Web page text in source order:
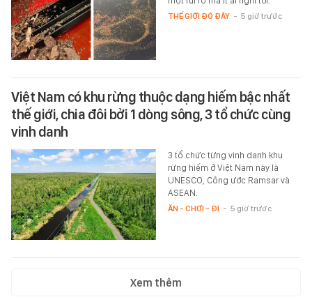
THẾ GIỚI ĐÓ ĐÂY - 5 giờ trước
Việt Nam có khu rừng thuộc dạng hiếm bậc nhất
thế giới, chia đôi bởi 1 dòng sông, 3 tổ chức cùng
vinh danh
3 tổ chức từng vinh danh khu
rừng hiếm ở Việt Nam này là
UNESCO, Công ước Ramsar và
ASEAN.
ĂN - CHƠI - ĐI - 5 giờ trước
Xem thêm